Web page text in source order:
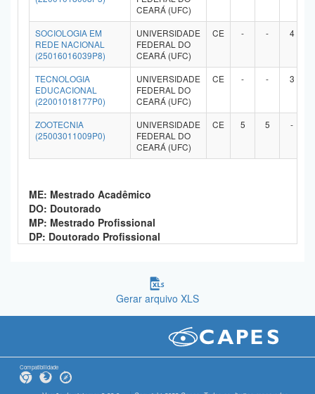
CEARÁ (UFC)
SOCIOLOGIA EM
REDE NACIONAL
(25016016039P8)
UNIVERSIDADE
FEDERAL DO
CEARÁ (UFC)
CE - - 4
TECNOLOGIA
EDUCACIONAL
(22001018177P0)
UNIVERSIDADE
FEDERAL DO
CEARÁ (UFC)
CE - - 3
ZOOTECNIA
(25003011009P0)
UNIVERSIDADE
FEDERAL DO
CEARÁ (UFC)
CE 5 5 -
ME: Mestrado Acadêmico
DO: Doutorado
MP: Mestrado Profissional
DP: Doutorado Profissional
Gerar arquivo XLS
Compatibilidade